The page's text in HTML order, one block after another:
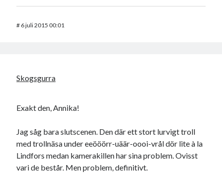
# 6 juli 2015 00:01
Skogsgurra
Exakt den, Annika!
Jag såg bara slutscenen. Den där ett stort lurvigt troll
med trollnäsa under eeööörr-uäär-oooi-vrål dör lite à la
Lindfors medan kamerakillen har sina problem. Ovisst
vari de består. Men problem, definitivt.